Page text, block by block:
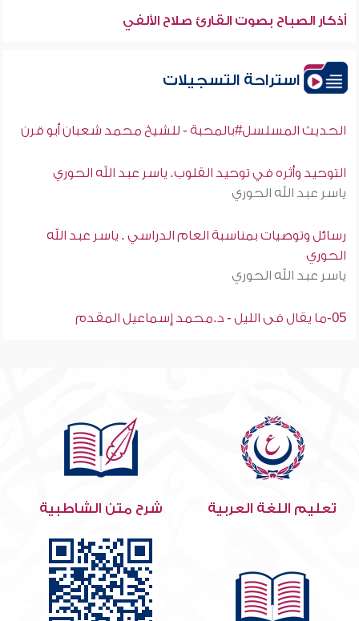
أذكار الصباح بصوت القارئ صلاح الألفي
استراحة التسجيلات
الحديث المسلسل#بالمحبة - للشيخ محمد شعبان أبو قرن
التوحيد وأثره في توحيد القلوب. ياسر عبد الله الحوري
ياسر عبد الله الحوري
رسائل وتوصيات بمناسبة العام الدراسي . ياسر عبد الله
الحوري
ياسر عبد الله الحوري
05-ما يقال فى الليل - د.محمد إسماعيل المقدم
تعليم اللغة العربية شرح متن الشاطبية